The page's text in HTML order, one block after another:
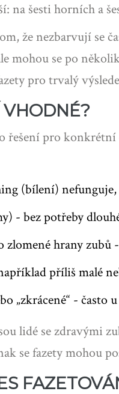
na šesti horních a
že nezbarvují se
mohou se po
pro trvalý
VHODNÉ?
řešení pro
(bílení)
- bez potřeby
zlomené hrany
příliš malé
„zkrácené“ -
lidé se zdravými
se fazety mohou